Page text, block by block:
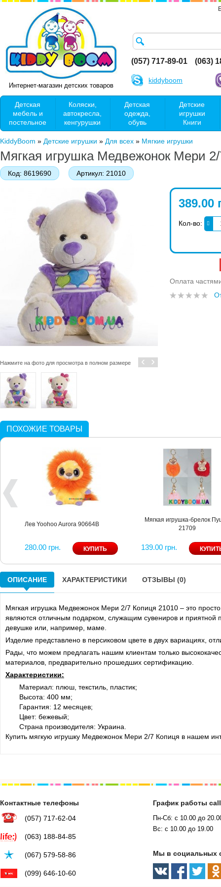
Интернет-магазин детских товаров
(057) 717-89-01 (063)
kiddyboom
Детская
мебель и
постельное
Коляски,
автокресла,
кенгурушки
Детская
одежда,
обувь
Детские
игрушки
Книги
KiddyBoom » Детские игрушки » Для всех » Мягкие игрушки
Мягкая игрушка Медвежонок Мери
Код: 8619690 Артикул: 21010
Нажмите на фото для просмотра в полном размере ‹ ›
389.00
Кол-во:
Оплата
ПОХОЖИЕ ТОВАРЫ
Лев Yoohoo Aurora 90664В
280.00 грн.
Мягкая игрушка-брелок
21709
139.00 грн.
ОПИСАНИЕ ХАРАКТЕРИСТИКИ ОТЗЫВЫ (0)
Мягкая игрушка Медвежонок Мери 2/7 Копиця 21010 – это
являются отличным подарком, служащим сувениров и приятной
девушке или, например, маме.
Изделие представлено в персиковом цвете в двух вариациях,
Рады, что можем предлагать нашим клиентам только
материалов, предварительно прошедших сертификацию.
Характеристики:
Материал: плюш, текстиль, пластик;
Высота: 400 мм;
Гарантия: 12 месяцев;
Цвет: бежевый;
Страна производителя: Украина.
Купить мягкую игрушку Медвежонок Мери 2/7 Копиця в нашем
Контактные телефоны
(057) 717-62-04
(063) 188-84-85
(067) 579-58-86
(099) 646-10-60
График работы
Пн-Сб: с 10.00 до
Вс: с 10.00 до 19.00
Мы в социальных